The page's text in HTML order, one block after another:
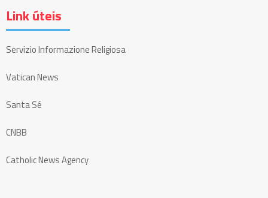
Link úteis
Servizio Informazione Religiosa
Vatican News
Santa Sé
CNBB
Catholic News Agency